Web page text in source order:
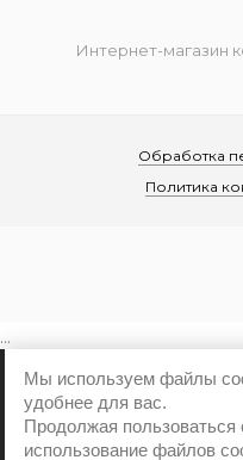
Интернет-магазин
Обработка
Политика
...
Мы используем файлы
удобнее для вас.
Продолжая
использование файлов